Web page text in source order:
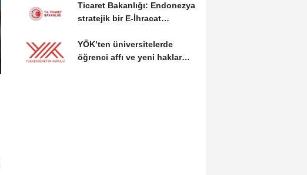
Ticaret Bakanlığı: Endonezya
stratejik bir E-İhracat
YÖK’ten üniversitelerde
öğrenci affı ve yeni haklar